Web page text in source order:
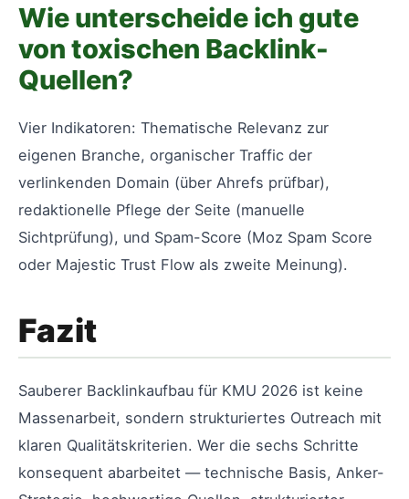
Wie unterscheide ich gute
von toxischen Backlink-
Quellen?
Vier Indikatoren: Thematische Relevanz zur
eigenen Branche, organischer Traffic der
verlinkenden Domain (über Ahrefs prüfbar),
redaktionelle Pflege der Seite (manuelle
Sichtprüfung), und Spam-Score (Moz Spam Score
oder Majestic Trust Flow als zweite Meinung).
Fazit
Sauberer Backlinkaufbau für KMU 2026 ist keine
Massenarbeit, sondern strukturiertes Outreach mit
klaren Qualitätskriterien. Wer die sechs Schritte
konsequent abarbeitet — technische Basis, Anker-